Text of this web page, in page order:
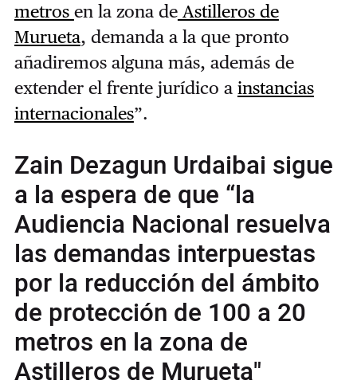
metros en la zona deAstilleros de
Murueta, demanda a la que pronto
añadiremos alguna más, además de
extender el frente jurídico a instancias
internacionales”.
Zain Dezagun Urdaibai sigue
a la espera de que “la
Audiencia Nacional resuelva
las demandas interpuestas
por la reducción del ámbito
de protección de 100 a 20
metros en la zona de
Astilleros de Murueta"